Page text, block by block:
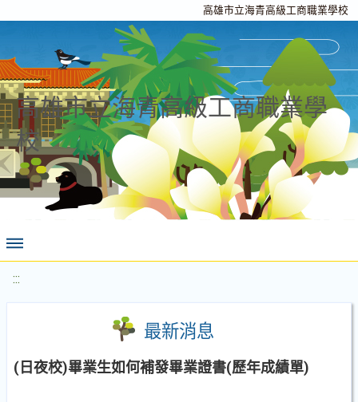
高雄市立海青高級工商職業學校
高雄市立海青高級工商職業學
校
:::
最新消息
(日夜校)畢業生如何補發畢業證書(歷年成績單)